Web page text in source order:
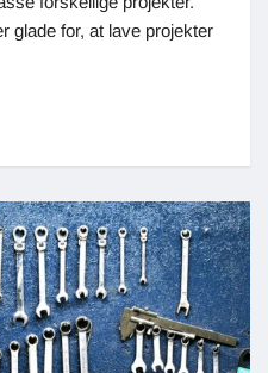
glade for, at lave projekter